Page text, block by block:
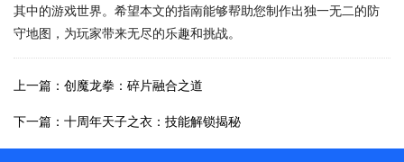
其中的游戏世界。希望本文的指南能够帮助您制作出独一无二的防
守地图，为玩家带来无尽的乐趣和挑战。
上一篇：创魔龙拳：碎片融合之道
下一篇：十周年天子之衣：技能解锁揭秘